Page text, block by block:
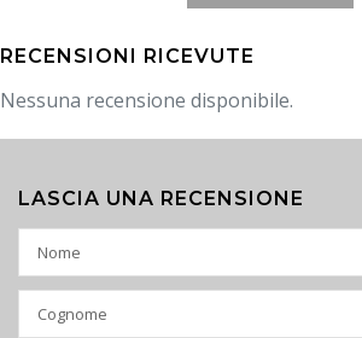
RECENSIONI RICEVUTE
Nessuna recensione disponibile.
LASCIA UNA RECENSIONE